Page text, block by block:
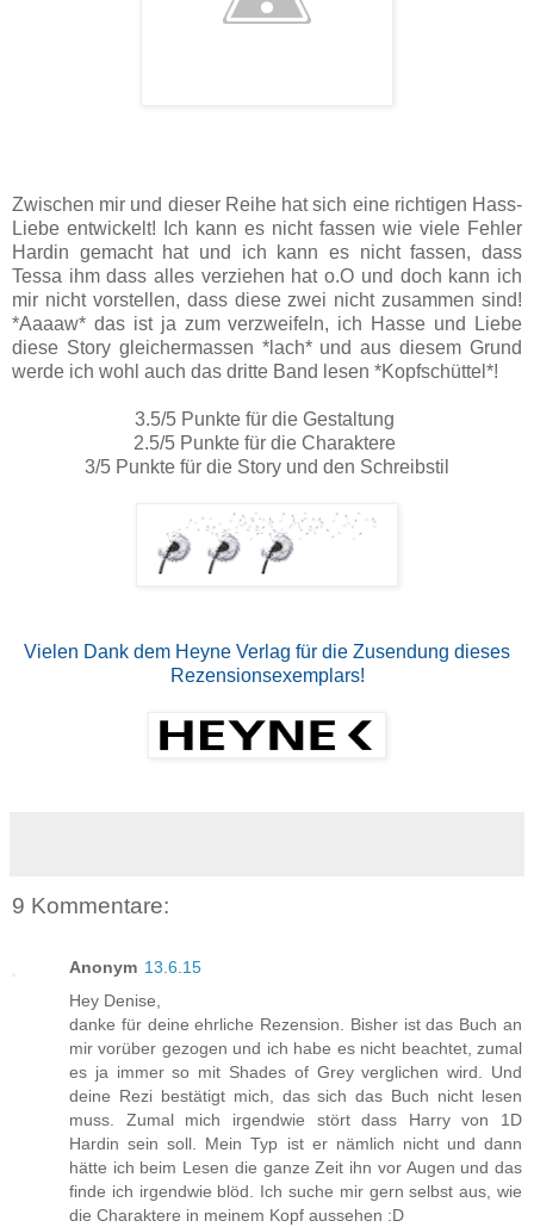
Zwischen mir und dieser Reihe hat sich eine richtigen Hass-
Liebe entwickelt! Ich kann es nicht fassen wie viele Fehler
Hardin gemacht hat und ich kann es nicht fassen, dass
Tessa ihm dass alles verziehen hat o.O und doch kann ich
mir nicht vorstellen, dass diese zwei nicht zusammen sind!
*Aaaaw* das ist ja zum verzweifeln, ich Hasse und Liebe
diese Story gleichermassen *lach* und aus diesem Grund
werde ich wohl auch das dritte Band lesen *Kopfschüttel*!
3.5/5 Punkte für die Gestaltung
2.5/5 Punkte für die Charaktere
3/5 Punkte für die Story und den Schreibstil
Vielen Dank dem Heyne Verlag für die Zusendung dieses
Rezensionsexemplars!
9 Kommentare:
Anonym 13.6.15
Hey Denise,
danke für deine ehrliche Rezension. Bisher ist das Buch an
mir vorüber gezogen und ich habe es nicht beachtet, zumal
es ja immer so mit Shades of Grey verglichen wird. Und
deine Rezi bestätigt mich, das sich das Buch nicht lesen
muss. Zumal mich irgendwie stört dass Harry von 1D
Hardin sein soll. Mein Typ ist er nämlich nicht und dann
hätte ich beim Lesen die ganze Zeit ihn vor Augen und das
finde ich irgendwie blöd. Ich suche mir gern selbst aus, wie
die Charaktere in meinem Kopf aussehen :D